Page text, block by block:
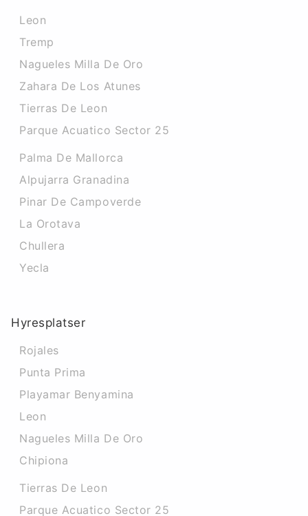
Leon
Tremp
Nagueles Milla De Oro
Zahara De Los Atunes
Tierras De Leon
Parque Acuatico Sector 25
Palma De Mallorca
Alpujarra Granadina
Pinar De Campoverde
La Orotava
Chullera
Yecla
Hyresplatser
Rojales
Punta Prima
Playamar Benyamina
Leon
Nagueles Milla De Oro
Chipiona
Tierras De Leon
Parque Acuatico Sector 25